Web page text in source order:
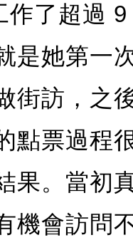
作了超過
是她第一
街訪，之
點票過程
果。當初
機會訪問